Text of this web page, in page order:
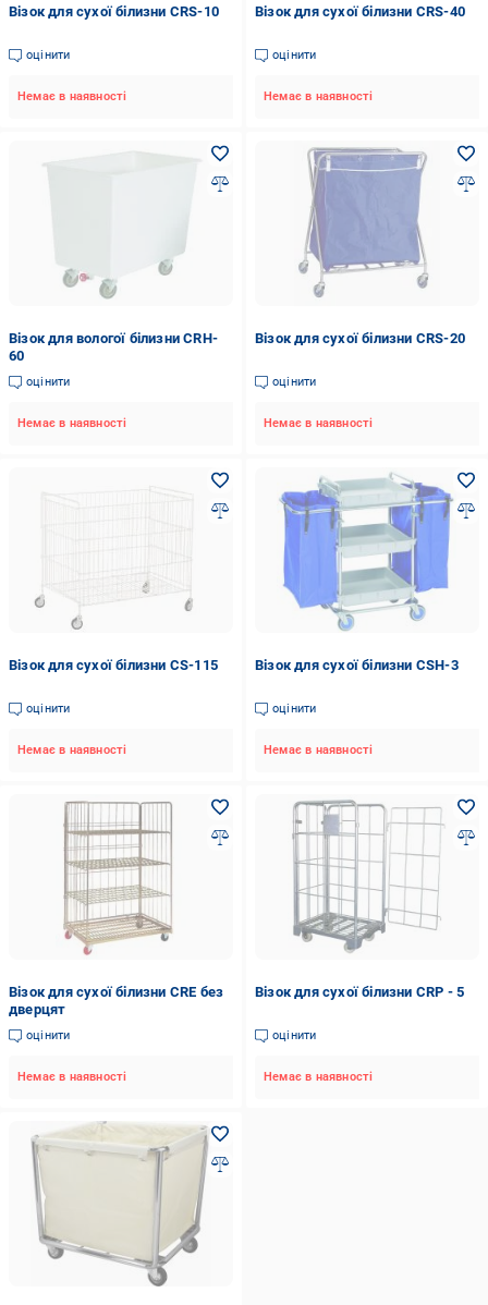
Візок для сухої білизни CRS-10
оцінити
Немає в наявності
Візок для сухої білизни CRS-40
оцінити
Немає в наявності
Візок для вологої білизни CRH-
60
оцінити
Немає в наявності
Візок для сухої білизни CRS-20
оцінити
Немає в наявності
Візок для сухої білизни CS-115
оцінити
Немає в наявності
Візок для сухої білизни CSH-3
оцінити
Немає в наявності
Візок для сухої білизни CRE без
дверцят
оцінити
Немає в наявності
Візок для сухої білизни CRP - 5
оцінити
Немає в наявності